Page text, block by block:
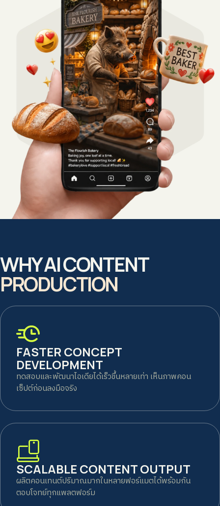
WHY AI CONTENT
PRODUCTION
FASTER CONCEPT
DEVELOPMENT
ทดสอบและพัฒนาไอเดียได้เร็วขึ้นหลายเท่า เห็นภาพคอน
เซ็ปต์ก่อนลงมือจริง
SCALABLE CONTENT OUTPUT
ผลิตคอนเทนต์ปริมาณมากในหลายฟอร์แมตได้พร้อมกัน
ตอบโจทย์ทุกแพลตฟอร์ม